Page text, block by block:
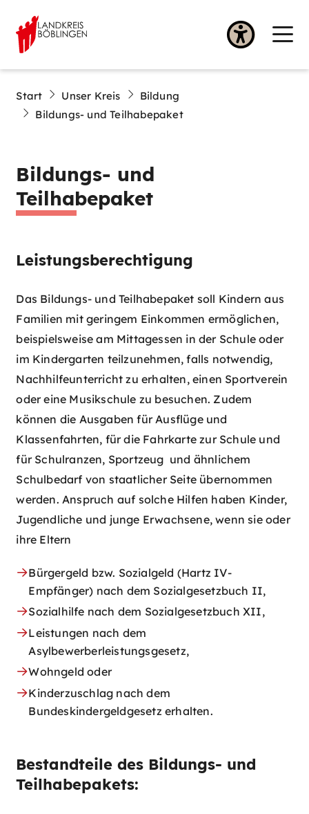
Start Unser Kreis
Bildung
Bildungs- und Teilhabepaket
Bildungs- und
Teilhabepaket
Leistungsberechtigung
Das Bildungs- und Teilhabepaket soll Kindern aus
Familien mit geringem Einkommen ermöglichen,
beispielsweise am Mittagessen in der Schule oder
im Kindergarten teilzunehmen, falls notwendig,
Nachhilfeunterricht zu erhalten, einen Sportverein
oder eine Musikschule zu besuchen. Zudem
können die Ausgaben für Ausflüge und
Klassenfahrten, für die Fahrkarte zur Schule und
für Schulranzen, Sportzeug und ähnlichem
Schulbedarf von staatlicher Seite übernommen
werden. Anspruch auf solche Hilfen haben Kinder,
Jugendliche und junge Erwachsene, wenn sie oder
ihre Eltern
Bürgergeld bzw. Sozialgeld (Hartz IV-
Empfänger) nach dem Sozialgesetzbuch II,
Sozialhilfe nach dem Sozialgesetzbuch XII,
Leistungen nach dem
Asylbewerberleistungsgesetz,
Wohngeld oder
Kinderzuschlag nach dem
Bundeskindergeldgesetz erhalten.
Bestandteile des Bildungs- und
Teilhabepakets: